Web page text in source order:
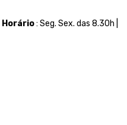
Horário: Seg. Sex. das 8.30h |